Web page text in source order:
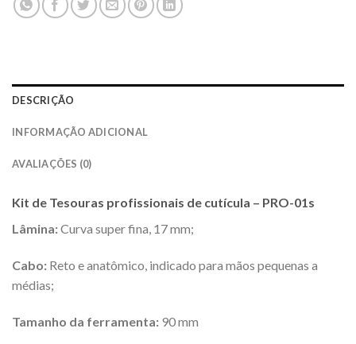
DESCRIÇÃO
INFORMAÇÃO ADICIONAL
AVALIAÇÕES (0)
Kit de Tesouras profissionais de cutícula – PRO-01s
Lâmina:Curva super fina, 17 mm;
Cabo: Reto e anatômico, indicado para mãos pequenas a
médias;
Tamanho da ferramenta: 90 mm